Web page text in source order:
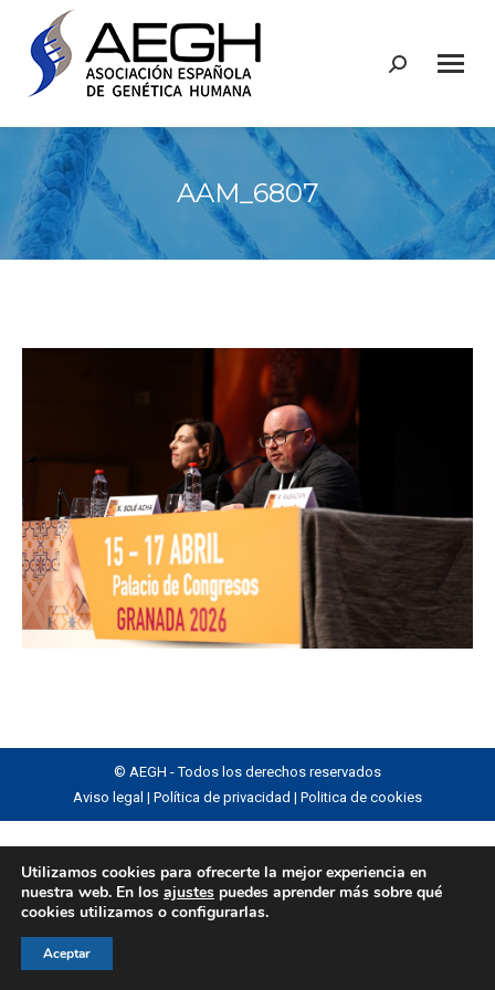
Buscar:
AAM_6807
© AEGH - Todos los derechos reservados
Aviso legal | Política de privacidad | Politica de cookies
Utilizamos cookies para ofrecerte la mejor experiencia en
nuestra web. En los ajustes puedes aprender más sobre qué
cookies utilizamos o configurarlas.
Aceptar